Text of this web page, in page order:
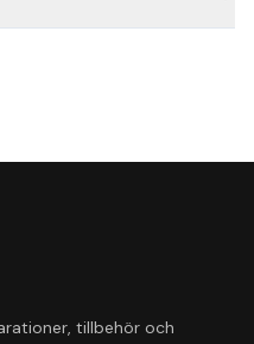
tillbehör och